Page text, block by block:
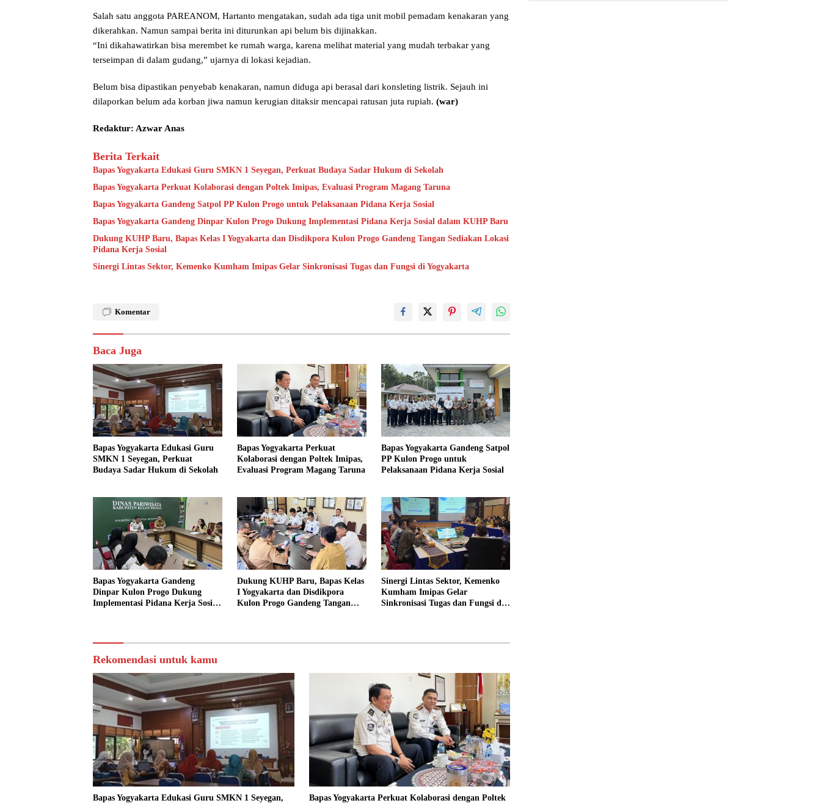
Salah satu anggota PAREANOM, Hartanto mengatakan, sudah ada tiga unit mobil pemadam kenakaran yang
dikerahkan. Namun sampai berita ini diturunkan api belum bis dijinakkan.
“Ini dikahawatirkan bisa merembet ke rumah warga, karena melihat material yang mudah terbakar yang
terseimpan di dalam gudang,” ujarnya di lokasi kejadian.
Belum bisa dipastikan penyebab kenakaran, namun diduga api berasal dari konsleting listrik. Sejauh ini
dilaporkan belum ada korban jiwa namun kerugian ditaksir mencapai ratusan juta rupiah. (war)
Redaktur: Azwar Anas
Berita Terkait
Bapas Yogyakarta Edukasi Guru SMKN 1 Seyegan, Perkuat Budaya Sadar Hukum di Sekolah
Bapas Yogyakarta Perkuat Kolaborasi dengan Poltek Imipas, Evaluasi Program Magang Taruna
Bapas Yogyakarta Gandeng Satpol PP Kulon Progo untuk Pelaksanaan Pidana Kerja Sosial
Bapas Yogyakarta Gandeng Dinpar Kulon Progo Dukung Implementasi Pidana Kerja Sosial dalam KUHP Baru
Dukung KUHP Baru, Bapas Kelas I Yogyakarta dan Disdikpora Kulon Progo Gandeng Tangan Sediakan Lokasi
Pidana Kerja Sosial
Sinergi Lintas Sektor, Kemenko Kumham Imipas Gelar Sinkronisasi Tugas dan Fungsi di Yogyakarta
Komentar
Baca Juga
Bapas Yogyakarta Edukasi Guru
SMKN 1 Seyegan, Perkuat
Budaya Sadar Hukum di Sekolah
Bapas Yogyakarta Perkuat
Kolaborasi dengan Poltek Imipas,
Evaluasi Program Magang Taruna
Bapas Yogyakarta Gandeng Satpol
PP Kulon Progo untuk
Pelaksanaan Pidana Kerja Sosial
Bapas Yogyakarta Gandeng
Dinpar Kulon Progo Dukung
Implementasi Pidana Kerja Sosial
Dukung KUHP Baru, Bapas Kelas
I Yogyakarta dan Disdikpora
Kulon Progo Gandeng Tangan
Sinergi Lintas Sektor, Kemenko
Kumham Imipas Gelar
Sinkronisasi Tugas dan Fungsi di
Rekomendasi untuk kamu
Bapas Yogyakarta Edukasi Guru SMKN 1 Seyegan,
Bapas Yogyakarta Perkuat Kolaborasi dengan Poltek